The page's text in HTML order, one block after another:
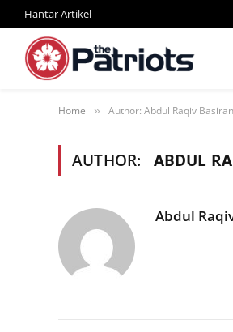
Hantar Artikel
Home » Author: Abdul Raqiv Basiran
AUTHOR: ABDUL
Abdul